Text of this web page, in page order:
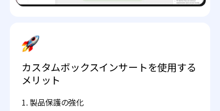
カスタムボックスインサートを使用する
メリット
1. 製品保護の強化